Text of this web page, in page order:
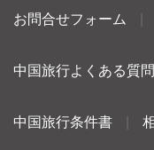
お問合せフォーム
中国旅行よくある質問
中国旅行条件書